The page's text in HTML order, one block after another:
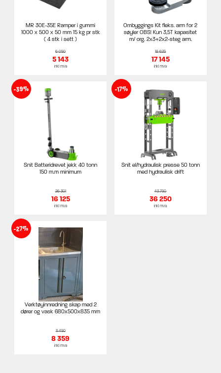
MR 30E-35E Ramper i gummi
1000 x 500 x 50 mm 15 kg pr stk
( 4 stk i sett )
6 050
5 143
inkl mva
Ombyggings Kit fleks. arm for 2
søyler OBS! Kun 3,5T kapasitet
m/ org. 2x3+2x2-steg arm.
18 625
17 145
inkl mva
-39%
Snit Batteridrevet jekk 40 tonn
150 m.m minimum
26 301
16 125
inkl mva
-17%
Snit el/hydraulisk presse 50 tonn
med hydraulisk drift
43 750
36 250
inkl mva
-27%
Verktøyinnredning skap med 2
dører og vask 680x500x835 mm
11 450
8 359
inkl mva